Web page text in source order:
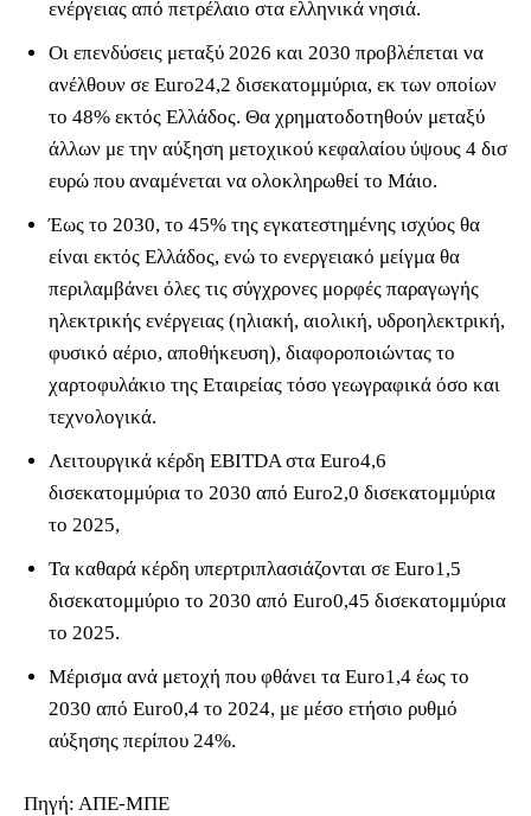
ενέργειας από πετρέλαιο στα ελληνικά νησιά.
Οι επενδύσεις μεταξύ 2026 και 2030 προβλέπεται να
ανέλθουν σε Euro24,2 δισεκατομμύρια, εκ των οποίων
το 48% εκτός Ελλάδος. Θα χρηματοδοτηθούν μεταξύ
άλλων με την αύξηση μετοχικού κεφαλαίου ύψους 4 δισ
ευρώ που αναμένεται να ολοκληρωθεί το Μάιο.
Έως το 2030, το 45% της εγκατεστημένης ισχύος θα
είναι εκτός Ελλάδος, ενώ το ενεργειακό μείγμα θα
περιλαμβάνει όλες τις σύγχρονες μορφές παραγωγής
ηλεκτρικής ενέργειας (ηλιακή, αιολική, υδροηλεκτρική,
φυσικό αέριο, αποθήκευση), διαφοροποιώντας το
χαρτοφυλάκιο της Εταιρείας τόσο γεωγραφικά όσο και
τεχνολογικά.
Λειτουργικά κέρδη ΕBITDA στα Euro4,6
δισεκατομμύρια το 2030 από Euro2,0 δισεκατομμύρια
το 2025,
Τα καθαρά κέρδη υπερτριπλασιάζονται σε Euro1,5
δισεκατομμύριο το 2030 από Euro0,45 δισεκατομμύρια
το 2025.
Μέρισμα ανά μετοχή που φθάνει τα Euro1,4 έως το
2030 από Euro0,4 το 2024, με μέσο ετήσιο ρυθμό
αύξησης περίπου 24%.
Πηγή: ΑΠΕ-ΜΠΕ